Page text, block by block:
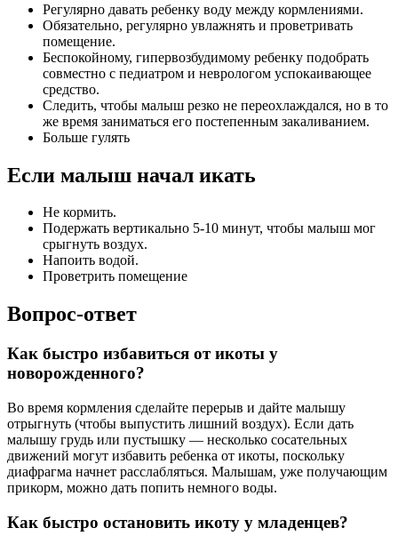
Регулярно давать ребенку воду между кормлениями.
Обязательно, регулярно увлажнять и проветривать
помещение.
Беспокойному, гипервозбудимому ребенку подобрать
совместно с педиатром и неврологом успокаивающее
средство.
Следить, чтобы малыш резко не переохлаждался, но в то
же время заниматься его постепенным закаливанием.
Больше гулять
Если малыш начал икать
Не кормить.
Подержать вертикально 5-10 минут, чтобы малыш мог
срыгнуть воздух.
Напоить водой.
Проветрить помещение
Вопрос-ответ
Как быстро избавиться от икоты у
новорожденного?
Во время кормления сделайте перерыв и дайте малышу
отрыгнуть (чтобы выпустить лишний воздух). Если дать
малышу грудь или пустышку — несколько сосательных
движений могут избавить ребенка от икоты, поскольку
диафрагма начнет расслабляться. Малышам, уже получающим
прикорм, можно дать попить немного воды.
Как быстро остановить икоту у младенцев?